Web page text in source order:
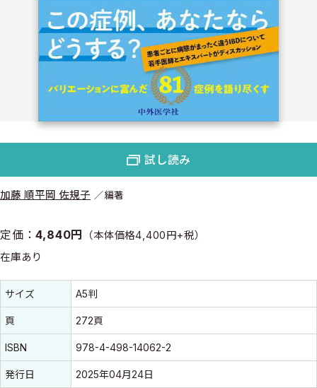
加藤 順平岡 佐規子 編著
定価：4,840円 （本体価格4,400円+税）
在庫あり
書誌情報
書誌情報
サイズ A5判
頁 272頁
ISBN 978-4-498-14062-2
発行日 2025年04月24日
試し読み